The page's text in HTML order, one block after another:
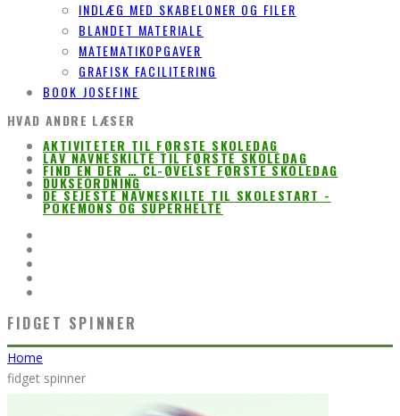
INDLÆG MED SKABELONER OG FILER
BLANDET MATERIALE
MATEMATIKOPGAVER
GRAFISK FACILITERING
BOOK JOSEFINE
HVAD ANDRE LÆSER
AKTIVITETER TIL FØRSTE SKOLEDAG
LAV NAVNESKILTE TIL FØRSTE SKOLEDAG
FIND EN DER … CL-ØVELSE FØRSTE SKOLEDAG
DUKSEORDNING
DE SEJESTE NAVNESKILTE TIL SKOLESTART -
POKEMONS OG SUPERHELTE
FIDGET SPINNER
Home
fidget spinner